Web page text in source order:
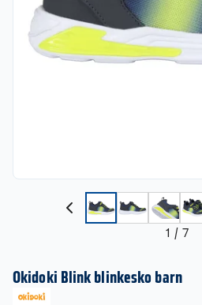
1 / 7
Okidoki Blink blinkesko barn